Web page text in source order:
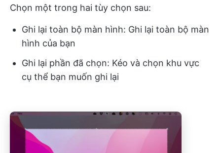
Chọn một trong hai tùy chọn sau:
Ghi lại toàn bộ màn hình: Ghi lại toàn bộ màn
hình của bạn
Ghi lại phần đã chọn: Kéo và chọn khu vực
cụ thể bạn muốn ghi lại